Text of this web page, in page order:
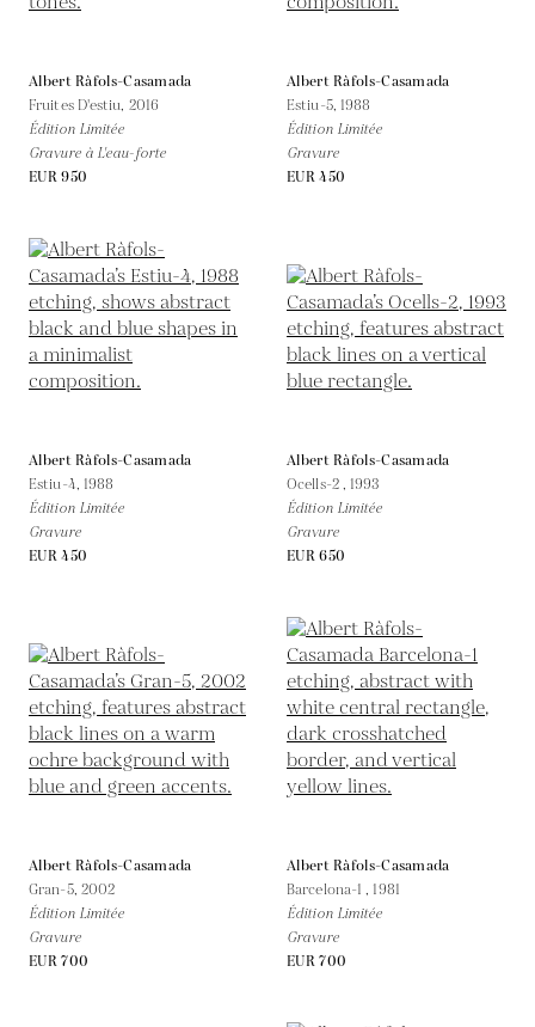
Albert Ràfols-Casamada
Fruites D'estiu, 2016
Édition Limitée
Gravure à L'eau-forte
EUR 950
Albert Ràfols-Casamada
Estiu-5, 1988
Édition Limitée
Gravure
EUR 450
Albert Ràfols-Casamada
Estiu-4, 1988
Édition Limitée
Gravure
EUR 450
Albert Ràfols-Casamada
Ocells-2 ,1993
Édition Limitée
Gravure
EUR 650
Albert Ràfols-Casamada
Gran-5, 2002
Édition Limitée
Gravure
EUR 700
Albert Ràfols-Casamada
Barcelona-1 ,1981
Édition Limitée
Gravure
EUR 700